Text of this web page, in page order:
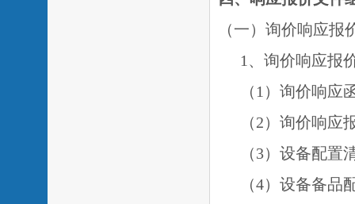
（一）询价响应报
1、询价响应报
（ 1）询价响应
（2）询价响应
（3）设备配置
（4）设备备品